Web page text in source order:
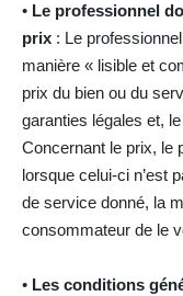
• Le professionnel
prix : Le
manière « lisible et
prix du bien ou du
garanties légales et,
Concernant le prix, le
lorsque celui-ci n’est
de service donné, la
consommateur de le
• Les conditions